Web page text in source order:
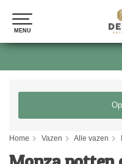
MENU
MENU
Home Vazen Alle vazen